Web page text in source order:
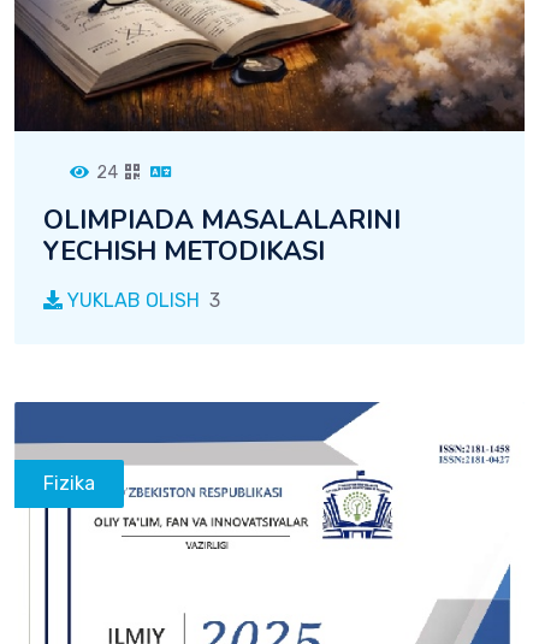
24
OLIMPIADA MASALALARINI
YECHISH METODIKASI
YUKLAB OLISH 3
Fizika